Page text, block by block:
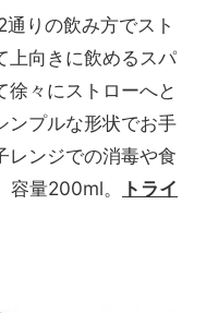
通りの飲み方でスト
上向きに飲めるスパ
徐々にストローへと
ンプルな形状でお手
レンジでの消毒や食
量200ml。
トライ